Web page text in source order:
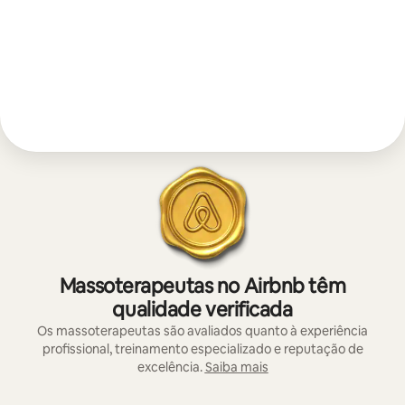
Massoterapeutas no Airbnb têm
qualidade verificada
Os massoterapeutas são avaliados quanto à experiência
profissional, treinamento especializado e reputação de
excelência.Saiba mais